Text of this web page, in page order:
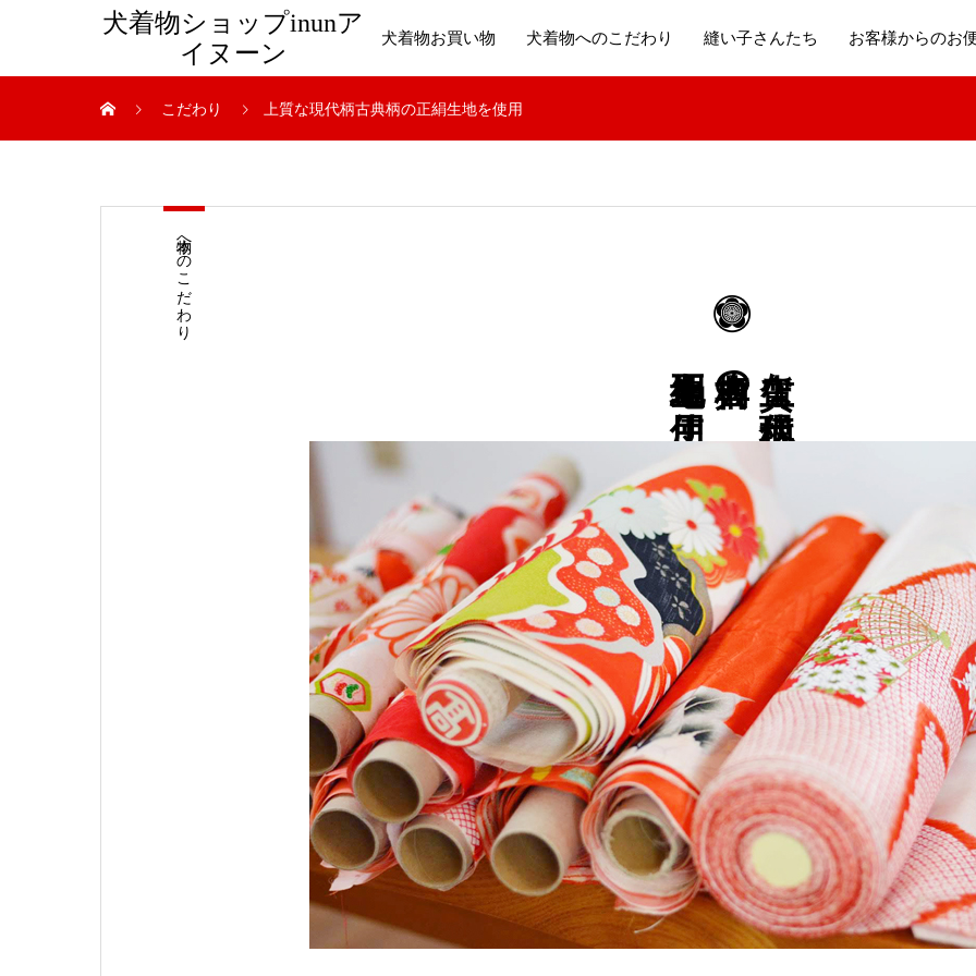
犬着物ショップinunア
イヌーン
犬着物お買い物 犬着物へのこだわり 縫い子さんたち お客様からのお
こだわり 上質な現代柄古典柄の正絹生地を使用
本物へのこだわり
上質な現代柄
古典柄の
正絹生地を使用